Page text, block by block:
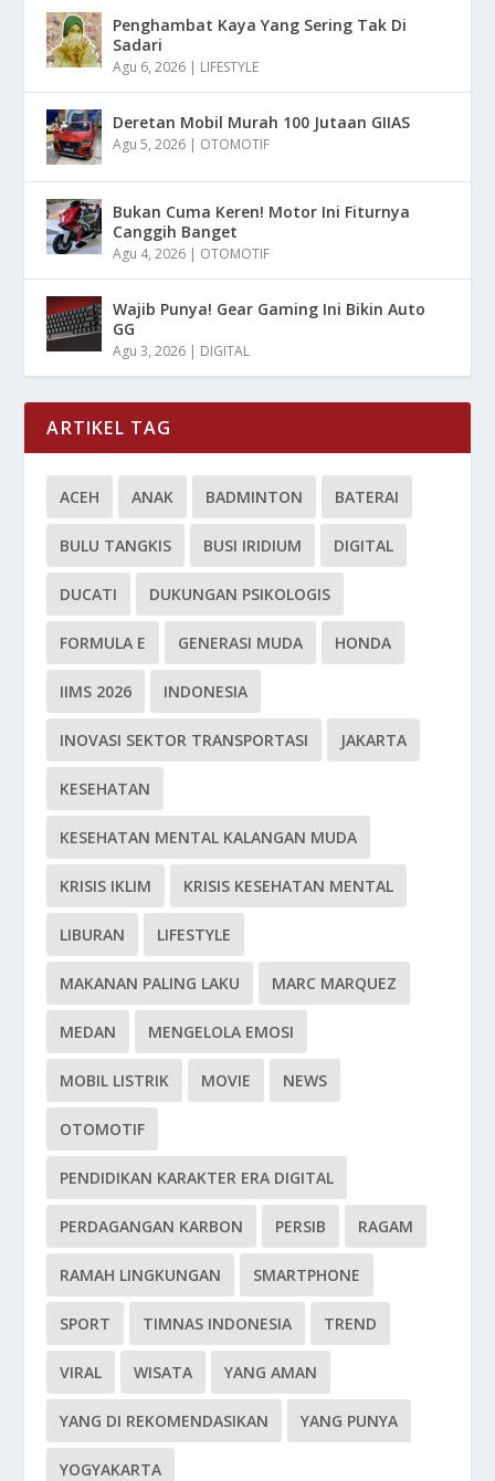
Penghambat Kaya Yang Sering Tak Di
Sadari
Agu 6, 2026 | LIFESTYLE
Deretan Mobil Murah 100 Jutaan GIIAS
Agu 5, 2026 | OTOMOTIF
Bukan Cuma Keren! Motor Ini Fiturnya
Canggih Banget
Agu 4, 2026 | OTOMOTIF
Wajib Punya! Gear Gaming Ini Bikin Auto
GG
Agu 3, 2026 | DIGITAL
ARTIKEL TAG
ACEH ANAK BADMINTON BATERAI
BULU TANGKIS BUSI IRIDIUM DIGITAL
DUCATI DUKUNGAN PSIKOLOGIS
FORMULA E GENERASI MUDA HONDA
IIMS 2026 INDONESIA
INOVASI SEKTOR TRANSPORTASI JAKARTA
KESEHATAN
KESEHATAN MENTAL KALANGAN MUDA
KRISIS IKLIM KRISIS KESEHATAN MENTAL
LIBURAN LIFESTYLE
MAKANAN PALING LAKU MARC MARQUEZ
MEDAN MENGELOLA EMOSI
MOBIL LISTRIK MOVIE NEWS
OTOMOTIF
PENDIDIKAN KARAKTER ERA DIGITAL
PERDAGANGAN KARBON PERSIB RAGAM
RAMAH LINGKUNGAN SMARTPHONE
SPORT TIMNAS INDONESIA TREND
VIRAL WISATA YANG AMAN
YANG DI REKOMENDASIKAN YANG PUNYA
YOGYAKARTA